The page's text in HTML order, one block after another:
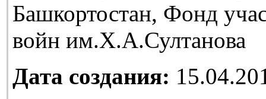
Башкортостан, Фонд
войн им.Х.А.Султанова
Дата создания: